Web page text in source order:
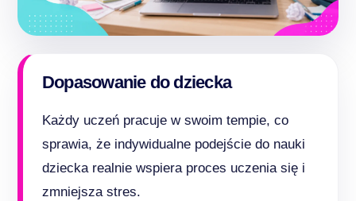
Dopasowanie do dziecka
Każdy uczeń pracuje w swoim tempie, co
sprawia, że indywidualne podejście do nauki
dziecka realnie wspiera proces uczenia się i
zmniejsza stres.